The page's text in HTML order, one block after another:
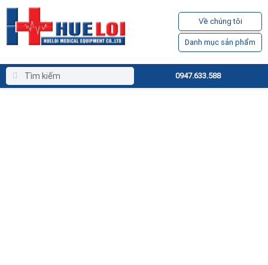
Về chúng tôi
Danh mục sản phẩm
0947.633.588